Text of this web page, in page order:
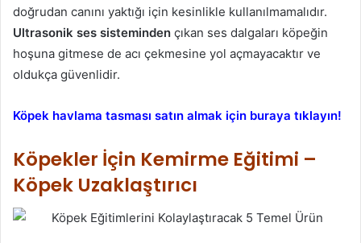
doğrudan canını yaktığı için kesinlikle kullanılmamalıdır.
Ultrasonik ses sisteminden çıkan ses dalgaları köpeğin
hoşuna gitmese de acı çekmesine yol açmayacaktır ve
oldukça güvenlidir.
Köpek havlama tasması satın almak için buraya tıklayın!
Köpekler İçin Kemirme Eğitimi –
Köpek Uzaklaştırıcı